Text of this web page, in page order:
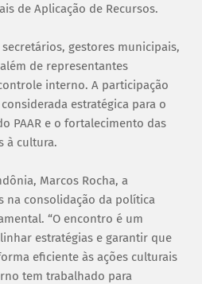
de Aplicação de Recursos.
gestores municipais,
de representantes
interno. A participação
estratégica para o
PAAR e o fortalecimento das
à cultura.
Marcos Rocha, a
na consolidação da política
“O encontro é um
estratégias e garantir que
eficiente às ações culturais
tem trabalhado para